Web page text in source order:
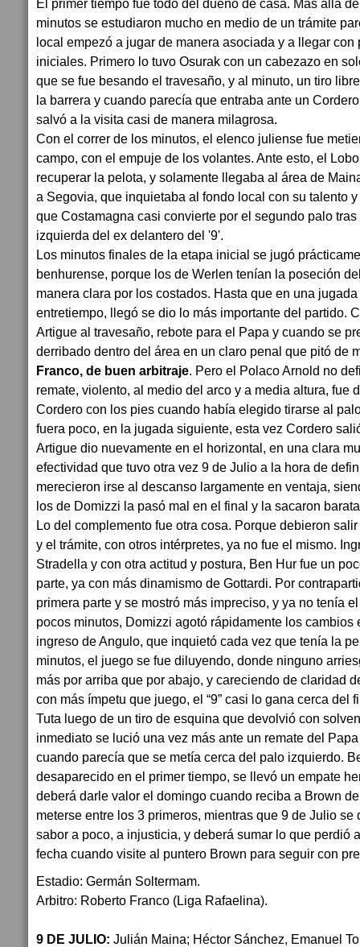
El primer tiempo fue todo del dueño de casa. Más allá
minutos se estudiaron mucho en medio de un trámite
local empezó a jugar de manera asociada y a llegar
iniciales. Primero lo tuvo Osurak con un cabezazo en
que se fue besando el travesaño, y al minuto, un tiro
la barrera y cuando parecía que entraba ante un
salvó a la visita casi de manera milagrosa.
Con el correr de los minutos, el elenco juliense fue
campo, con el empuje de los volantes. Ante esto, el
recuperar la pelota, y solamente llegaba al área de
a Segovia, que inquietaba al fondo local con su talento
que Costamagna casi convierte por el segundo palo
izquierda del ex delantero del '9'.
Los minutos finales de la etapa inicial se jugó
benhurense, porque los de Werlen tenían la poseción
manera clara por los costados. Hasta que en una
entretiempo, llegó se dio lo más importante del partido.
Artigue al travesaño, rebote para el Papa y cuando se
derribado dentro del área en un claro penal que pitó de
Franco, de buen arbitraje. Pero el Polaco Arnold no
remate, violento, al medio del arco y a media altura, fue
Cordero con los pies cuando había elegido tirarse al
fuera poco, en la jugada siguiente, esta vez Cordero
Artigue dio nuevamente en el horizontal, en una clara
efectividad que tuvo otra vez 9 de Julio a la hora de
merecieron irse al descanso largamente en ventaja,
los de Domizzi la pasó mal en el final y la sacaron
Lo del complemento fue otra cosa. Porque debieron
y el trámite, con otros intérpretes, ya no fue el mismo.
Stradella y con otra actitud y postura, Ben Hur fue un
parte, ya con más dinamismo de Gottardi. Por
primera parte y se mostró más impreciso, y ya no tenía
pocos minutos, Domizzi agotó rápidamente los cambios
ingreso de Angulo, que inquietó cada vez que tenía la
minutos, el juego se fue diluyendo, donde ninguno
más por arriba que por abajo, y careciendo de claridad
con más ímpetu que juego, el “9” casi lo gana cerca del
Tuta luego de un tiro de esquina que devolvió con
inmediato se lució una vez más ante un remate del
cuando parecía que se metía cerca del palo izquierdo.
desaparecido en el primer tiempo, se llevó un empate
deberá darle valor el domingo cuando reciba a Brown
meterse entre los 3 primeros, mientras que 9 de Julio se
sabor a poco, a injusticia, y deberá sumar lo que perdió
fecha cuando visite al puntero Brown para seguir con
Estadio: Germán Soltermam.
Arbitro: Roberto Franco (Liga Rafaelina).
9 DE JULIO: Julián Maina; Héctor Sánchez, Emanuel